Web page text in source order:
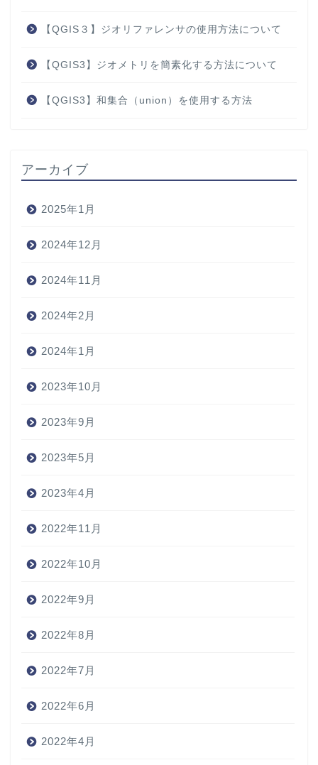
【QGIS３】ジオリファレンサの使用方法について
【QGIS3】ジオメトリを簡素化する方法について
【QGIS3】和集合（union）を使用する方法
アーカイブ
2025年1月
2024年12月
2024年11月
2024年2月
2024年1月
2023年10月
2023年9月
2023年5月
2023年4月
2022年11月
2022年10月
2022年9月
2022年8月
2022年7月
2022年6月
2022年4月